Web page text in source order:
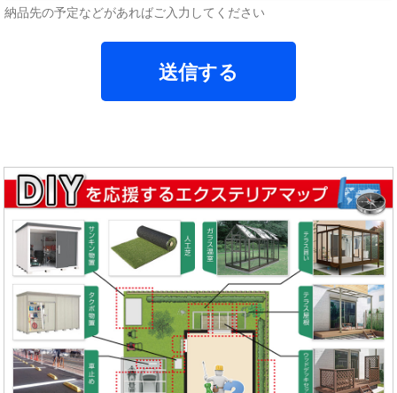
納品先の予定などがあればご入力してください
送信する